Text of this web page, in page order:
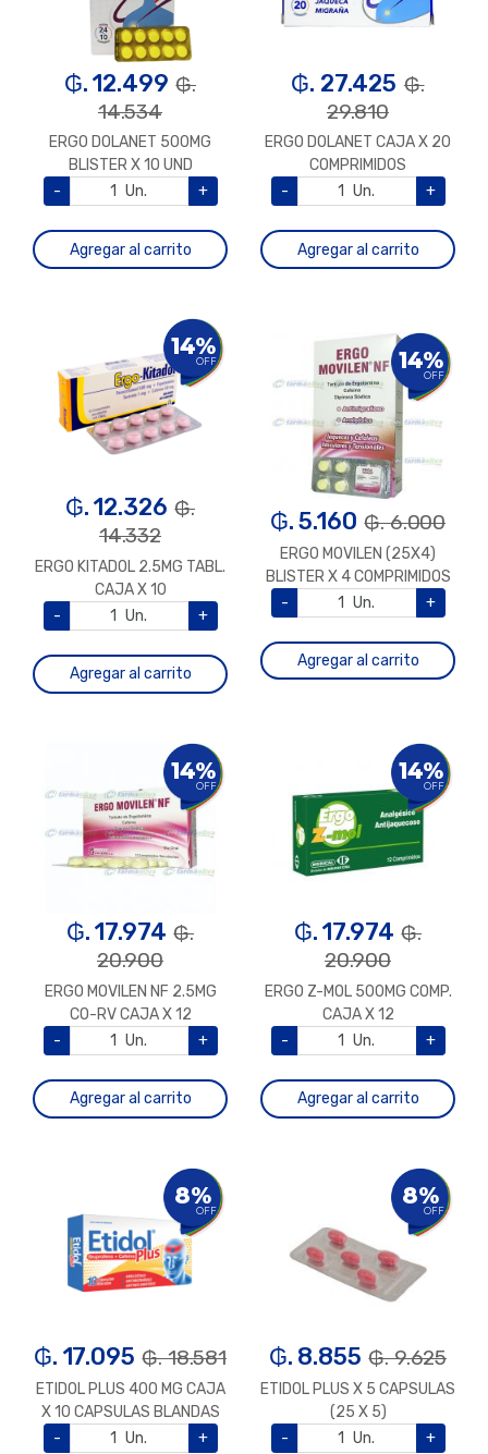
₲. 12.499 ₲.
14.534
ERGO DOLANET 500MG
BLISTER X 10 UND
-
Un. +
Agregar al carrito
₲. 27.425 ₲.
29.810
ERGO DOLANET CAJA X 20
COMPRIMIDOS
-
Un. +
Agregar al carrito
14%
OFF
₲. 12.326 ₲.
14.332
ERGO KITADOL 2.5MG TABL.
CAJA X 10
-
Un. +
Agregar al carrito
14%
OFF
₲. 5.160 ₲. 6.000
ERGO MOVILEN (25X4)
BLISTER X 4 COMPRIMIDOS
-
Un. +
Agregar al carrito
14%
OFF
₲. 17.974 ₲.
20.900
ERGO MOVILEN NF 2.5MG
CO-RV CAJA X 12
-
Un. +
Agregar al carrito
14%
OFF
₲. 17.974 ₲.
20.900
ERGO Z-MOL 500MG COMP.
CAJA X 12
-
Un. +
Agregar al carrito
8%
OFF
₲. 17.095 ₲. 18.581
ETIDOL PLUS 400 MG CAJA
X 10 CAPSULAS BLANDAS
-
Un. +
8%
OFF
₲. 8.855 ₲. 9.625
ETIDOL PLUS X 5 CAPSULAS
(25 X 5)
-
Un. +